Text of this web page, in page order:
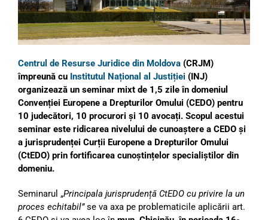
Centrul de Resurse Juridice din Moldova (CRJM)
împreună cu Institutul Național al Justiției (INJ)
organizează un seminar mixt de 1,5 zile în domeniul
Convenției Europene a Drepturilor Omului (CEDO) pentru
10 judecători, 10 procurori și 10 avocați. Scopul acestui
seminar este ridicarea nivelului de cunoaștere a CEDO și
a jurisprudenței Curții Europene a Drepturilor Omului
(CtEDO) prin fortificarea cunoștințelor specialiștilor din
domeniu.
Seminarul „Principala jurisprudență CtEDO cu privire la un
proces echitabil”se va axa pe problematicile aplicării art.